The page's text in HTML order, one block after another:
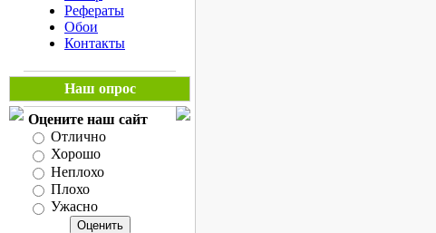
Рефераты
Обои
Контакты
Наш опрос
Оцените наш сайт
Отлично
Хорошо
Неплохо
Плохо
Ужасно